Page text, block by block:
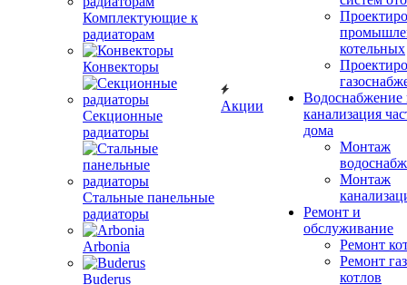
Комплектующие к
радиаторам
Конвекторы
Секционные
радиаторы
Стальные панельные
радиаторы
Arbonia
Buderus
Акции
котельных
Водоснабжение
канализация
дома
Монтаж
Монтаж
Ремонт и
обслуживание
Ремонт
Ремонт
котлов